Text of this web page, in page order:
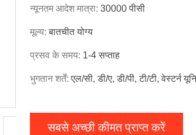
न्यूनतम आदेश मात्रा: 30000 पीसी
मूल्य:बातचीत योग्य
प्रसव के समय: 1-4 सप्ताह
भुगतान शर्तें:एल/सी, डी/ए, डी/पी, टी/टी, वेस्टर्न
सबसे अच्छी कीमत प्राप्त करें